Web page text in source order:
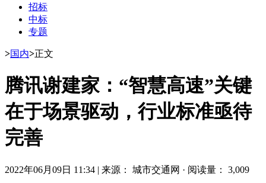
招标
中标
专题
>国内>正文
腾讯谢建家：“智慧高速”关键
在于场景驱动，行业标准亟待
完善
2022年06月09日 11:34 | 来源： 城市交通网 · 阅读量： 3,009